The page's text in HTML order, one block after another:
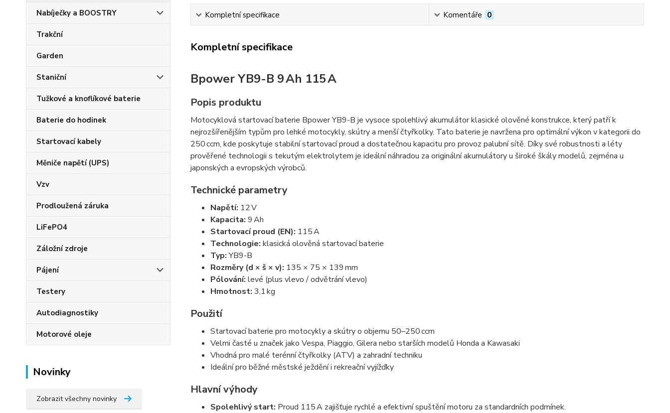
Nabíječky a BOOSTRY
Trakční
Garden
Staniční
Tužkové a knoflíkové baterie
Baterie do hodinek
Startovací kabely
Měniče napětí (UPS)
Vzv
Prodloužená záruka
LiFePO4
Záložní zdroje
Pájení
Testery
Autodiagnostiky
Motorové oleje
Novinky
Zobrazit všechny novinky
Kompletní specifikace Komentáře 0
Kompletní specifikace
Bpower YB9-B 9 Ah 115 A
Popis produktu
Motocyklová startovací baterie Bpower YB9-B je vysoce spolehlivý akumulátor klasické olověné konstrukce, který patří k
nejrozšířenějším typům pro lehké motocykly, skútry a menší čtyřkolky. Tato baterie je navržena pro optimální výkon v kategorii do
250 ccm, kde poskytuje stabilní startovací proud a dostatečnou kapacitu pro provoz palubní sítě. Díky své robustnosti a léty
prověřené technologii s tekutým elektrolytem je ideální náhradou za originální akumulátory u široké škály modelů, zejména u
japonských a evropských výrobců.
Technické parametry
Napětí: 12 V
Kapacita: 9 Ah
Startovací proud (EN): 115 A
Technologie: klasická olověná startovací baterie
Typ:YB9-B
Rozměry (d × š × v): 135 × 75 × 139 mm
Pólování: levé (plus vlevo / odvětrání vlevo)
Hmotnost: 3,1 kg
Použití
Startovací baterie pro motocykly a skútry o objemu 50–250 ccm
Velmi časté u značek jako Vespa, Piaggio, Gilera nebo starších modelů Honda a Kawasaki
Vhodná pro malé terénní čtyřkolky (ATV) a zahradní techniku
Ideální pro běžné městské ježdění i rekreační vyjížďky
Hlavní výhody
Spolehlivý start: Proud 115 A zajišťuje rychlé a efektivní spuštění motoru za standardních podmínek.